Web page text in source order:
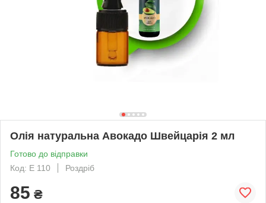
Олія натуральна Авокадо Швейцарія 2 мл
Готово до відправки
Код: Е 110
Роздріб
85 ₴